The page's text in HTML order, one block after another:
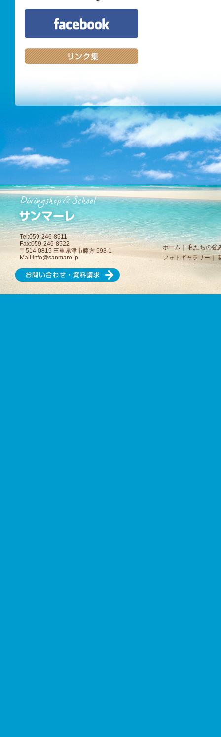
Tel:059-246-8511
Fax:059-246-8522
〒514-0815 三重県津市藤方 593-1
Mail:info@sanmare.jp
ホーム
私たちの強
フォトギャラリー｜